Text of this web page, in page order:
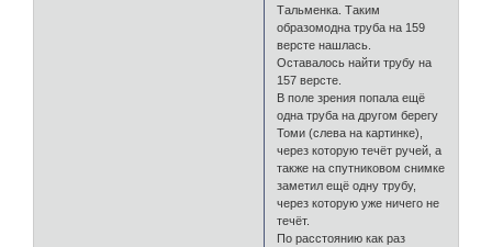
Тальменка. Таким
образомодна труба на 159
версте нашлась.
Оставалось найти трубу на
157 версте.
В поле зрения попала ещё
одна труба на другом берегу
Томи (слева на картинке),
через которую течёт ручей, а
также на спутниковом снимке
заметил ещё одну трубу,
через которую уже ничего не
течёт.
По расстоянию как раз